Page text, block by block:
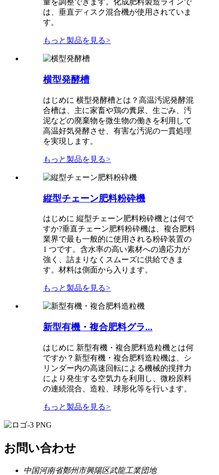
量を調整できます。化成肥料製造ラインで
は、垂直ディスク混合機が使用されていま
す。
もっと製品を見る>
横型発酵槽
はじめに 横型発酵槽とは？高温汚泥発酵混
合槽は、主に家畜や鶏の糞尿、生ごみ、汚
泥などの廃棄物を微生物の働きを利用して
高温好気発酵させ、有害な汚泥の一貫処理
を実現します。
もっと製品を見る>
縦型チェーン肥料粉砕機
はじめに 縦型チェーン肥料粉砕機とは何で
すか?垂直チェーン肥料粉砕機は、複合肥料
業界で最も一般的に使用される粉砕装置の
1 つです。含水率の高い素材への適応力が
強く、詰まりなくスムーズに供給できま
す。材料は側面から入ります。
もっと製品を見る>
新型有機・複合肥料グラ...
はじめに 新型有機・複合肥料造粒機とは何
ですか？新型有機・複合肥料造粒機は、シ
リンダー内の高速回転による機械的撹拌力
により発生する空気力を利用し、微粉原料
の連続混合、造粒、球形化等を行います。
もっと製品を見る>
お問い合わせ
中国河南省鄭州市興陽区武龍工業団地